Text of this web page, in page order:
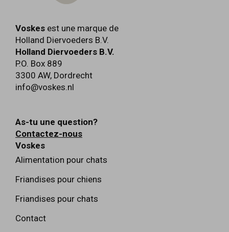
Voskes est une marque de
Holland Diervoeders B.V.
Holland Diervoeders B.V.
P.O. Box 889
3300 AW, Dordrecht
info@voskes.nl
As-tu une question?
Contactez-nous
Voskes
Alimentation pour chats
Friandises pour chiens
Friandises pour chats
Contact